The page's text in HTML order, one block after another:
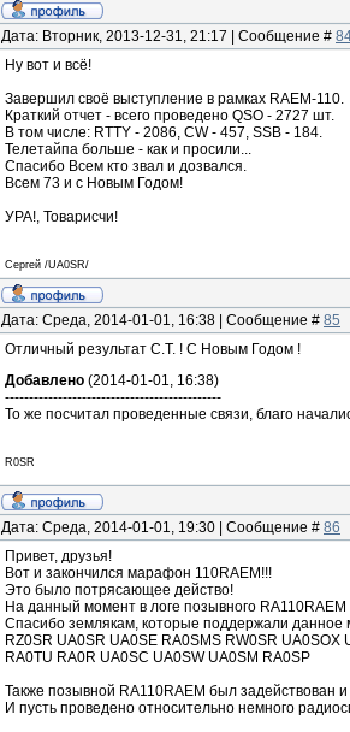
Дата: Вторник, 2013-12-31, 21:17 | Сообщение #
Ну вот и всё!
Завершил своё выступление в рамках RAEM-110.
Краткий отчет - всего проведено QSO - 2727 шт.
В том числе: RTTY - 2086, CW - 457, SSB - 184.
Телетайпа больше - как и просили...
Спасибо Всем кто звал и дозвался.
Всем 73 и с Новым Годом!
УРА!, Товарисчи!
Сергей /UA0SR/
Дата: Среда, 2014-01-01, 16:38 | Сообщение # 85
Отличный результат С.Т. ! С Новым Годом !
Добавлено (2014-01-01, 16:38)
---------------------------------------------
То же посчитал проведенные связи, благо
R0SR
Дата: Среда, 2014-01-01, 19:30 | Сообщение # 86
Привет, друзья!
Вот и закончился марафон 110RAEM!!!
Это было потрясающее действо!
На данный момент в логе позывного RA110RAEM
Спасибо землякам, которые поддержали данное
RZ0SR UA0SR UA0SE RA0SMS RW0SR UA0SOX
RA0TU RA0R UA0SC UA0SW UA0SM RA0SP
Также позывной RA110RAEM был задействован и
И пусть проведено относительно немного